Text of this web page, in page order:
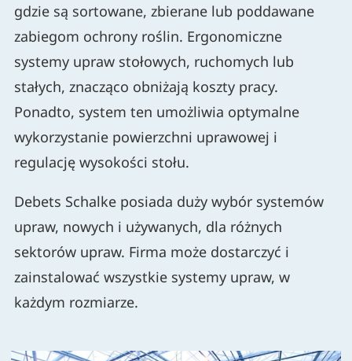
gdzie są sortowane, zbierane lub poddawane
zabiegom ochrony roślin. Ergonomiczne
systemy upraw stołowych, ruchomych lub
stałych, znacząco obniżają koszty pracy.
Ponadto, system ten umożliwia optymalne
wykorzystanie powierzchni uprawowej i
regulację wysokości stołu.
Debets Schalke posiada duży wybór systemów
upraw, nowych i używanych, dla różnych
sektorów upraw. Firma może dostarczyć i
zainstalować wszystkie systemy upraw, w
każdym rozmiarze.